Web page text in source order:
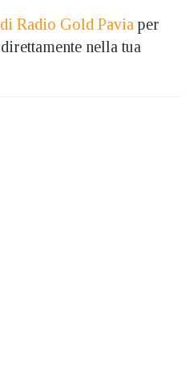
Radio Gold Pavia per
nella tua